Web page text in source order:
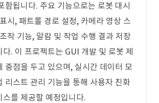
함됩니다. 주요 기능으로는 로봇 대시
시, 패트롤 경로 설정, 카메라 영상 스
작 기능, 알람 및 작업 수행 결과 저장
다. 이 프로젝트는 GUI 개발 및 로봇 제
중점을 두고 있으며, 실시간 데이터 모
리스트 관리 기능을 통해 사용자 친화
스를 제공할 예정입니다.